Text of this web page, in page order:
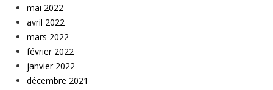
mai 2022
avril 2022
mars 2022
février 2022
janvier 2022
décembre 2021